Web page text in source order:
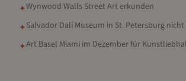
✦Wynwood Walls Street Art erkunden
✦Salvador Dalí Museum in St. Petersburg
✦Art Basel Miami im Dezember für